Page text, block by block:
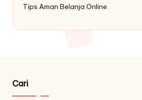
Tips Aman Belanja Online
Cari